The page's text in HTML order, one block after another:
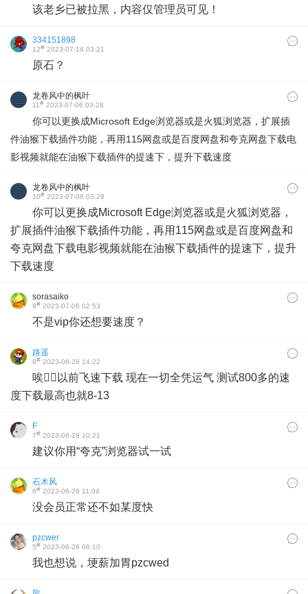
该老乡已被拉黑，内容仅管理员可见！
334151898
12# 2023-07-14 03:21
原石？
龙卷风中的枫叶
11# 2023-07-06 03:28
你可以更换成Microsoft Edge浏览器或是火狐浏览器，扩展插
件油猴下载插件功能，再用115网盘或是百度网盘和夸克网盘下载电
影视频就能在油猴下载插件的提速下，提升下载速度
龙卷风中的枫叶
10# 2023-07-06 03:28
你可以更换成Microsoft Edge浏览器或是火狐浏览器，
扩展插件油猴下载插件功能，再用115网盘或是百度网盘和
夸克网盘下载电影视频就能在油猴下载插件的提速下，提升
下载速度
sorasaiko
9# 2023-07-06 02:53
不是vip你还想要速度？
路遥
8# 2023-06-28 14:22
唉😮‍💨以前飞速下载 现在一切全凭运气 测试800多的速
度下载最高也就8-13
F
7# 2023-06-28 10:21
建议你用“夸克”浏览器试一试
石木风
6# 2023-06-26 11:04
没会员正常还不如某度快
pzcwer
5# 2023-06-26 08:10
我也想说，埂薪加胃pzcwed